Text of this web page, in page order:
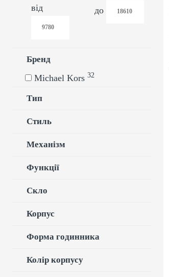
від до
Бренд
Michael Kors 32
Тип
Стиль
Механізм
Функції
Скло
Корпус
Форма годинника
Колір корпусу